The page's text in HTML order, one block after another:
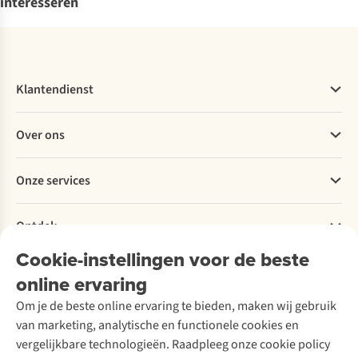
Cookie-instellingen voor de beste
online ervaring
Om je de beste online ervaring te bieden, maken wij gebruik
van marketing, analytische en functionele cookies en
vergelijkbare technologieën. Raadpleeg onze cookie policy
Klantendienst
Bestellen
Betalen
Levering
Retourneren
Bestelling herroepen
Garantie
Contact
Over ons
Explore More
Verantwoord ondernemen
Over Ayacucho
Onze winkels
Over A.S.Adventure
Toegankelijkheidsverklaring
Onze services
Ski-onderhoud
Wasservice
Schoenonderhoud
Schoenherstelling
Kledingherstelling
Retouches
Ontdek
A.S.Magazine
Podcast
Explore Academy
Explore Camp
Gear Check
Meld je aan voor de nieuwsbrief